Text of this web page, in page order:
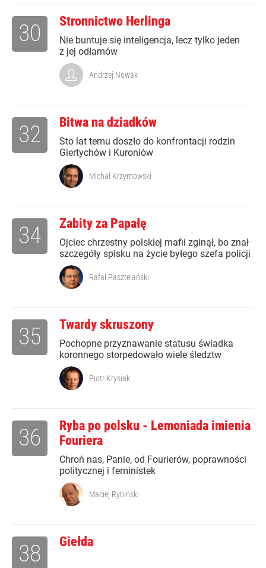
Stronnictwo Herlinga
Nie buntuje się inteligencja, lecz tylko jeden
z jej odłamów
30
Andrzej Nowak
Bitwa na dziadków
Sto lat temu doszło do konfrontacji rodzin
Giertychów i Kuroniów
32
Michał Krzymowski
Zabity za Papałę
Ojciec chrzestny polskiej mafii zginął, bo znał
szczegóły spisku na życie byłego szefa policji
34
Rafał Pasztelański
Twardy skruszony
Pochopne przyznawanie statusu świadka
koronnego storpedowało wiele śledztw
35
Piotr Krysiak
Ryba po polsku - Lemoniada imienia
Fouriera
Chroń nas, Panie, od Fourierów, poprawności
politycznej i feministek
36
Maciej Rybiński
Giełda
38